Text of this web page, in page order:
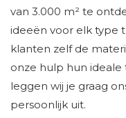
van 3.000 m² te
ideeën voor elk type
klanten zelf de
onze hulp hun ideale
leggen wij je graag
persoonlijk uit.